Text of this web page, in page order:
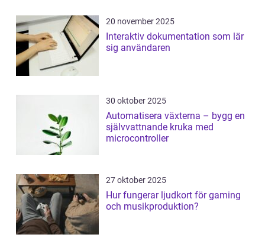
20 november 2025
Interaktiv dokumentation som lär
sig användaren
30 oktober 2025
Automatisera växterna – bygg en
självvattnande kruka med
microcontroller
27 oktober 2025
Hur fungerar ljudkort för gaming
och musikproduktion?